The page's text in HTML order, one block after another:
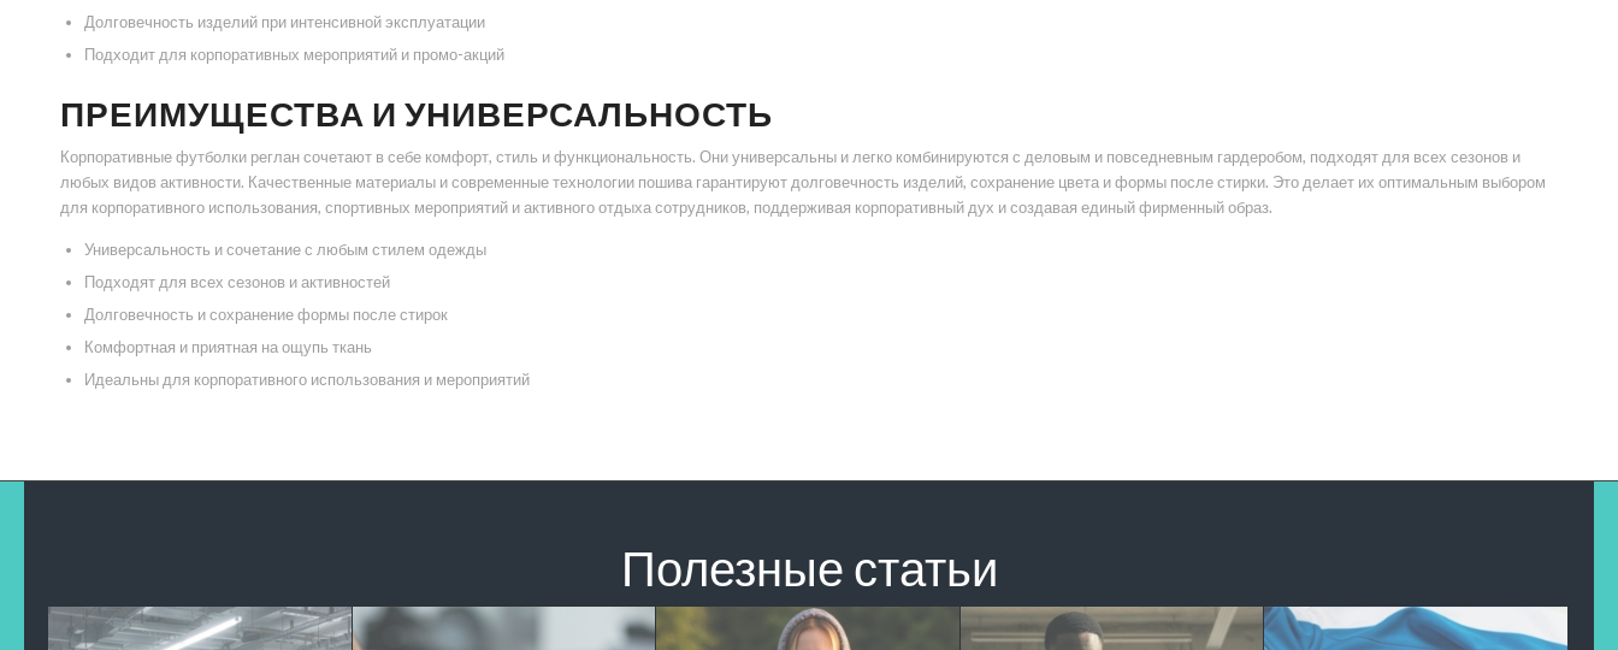
Долговечность изделий при интенсивной эксплуатации
Подходит для корпоративных мероприятий и промо-акций
ПРЕИМУЩЕСТВА И УНИВЕРСАЛЬНОСТЬ
Корпоративные футболки реглан сочетают в себе комфорт, стиль и функциональность. Они универсальны и легко комбинируются с деловым и повседневным гардеробом, подходят для всех сезонов и
любых видов активности. Качественные материалы и современные технологии пошива гарантируют долговечность изделий, сохранение цвета и формы после стирки. Это делает их оптимальным выбором
для корпоративного использования, спортивных мероприятий и активного отдыха сотрудников, поддерживая корпоративный дух и создавая единый фирменный образ.
Универсальность и сочетание с любым стилем одежды
Подходят для всех сезонов и активностей
Долговечность и сохранение формы после стирок
Комфортная и приятная на ощупь ткань
Идеальны для корпоративного использования и мероприятий
Полезные статьи